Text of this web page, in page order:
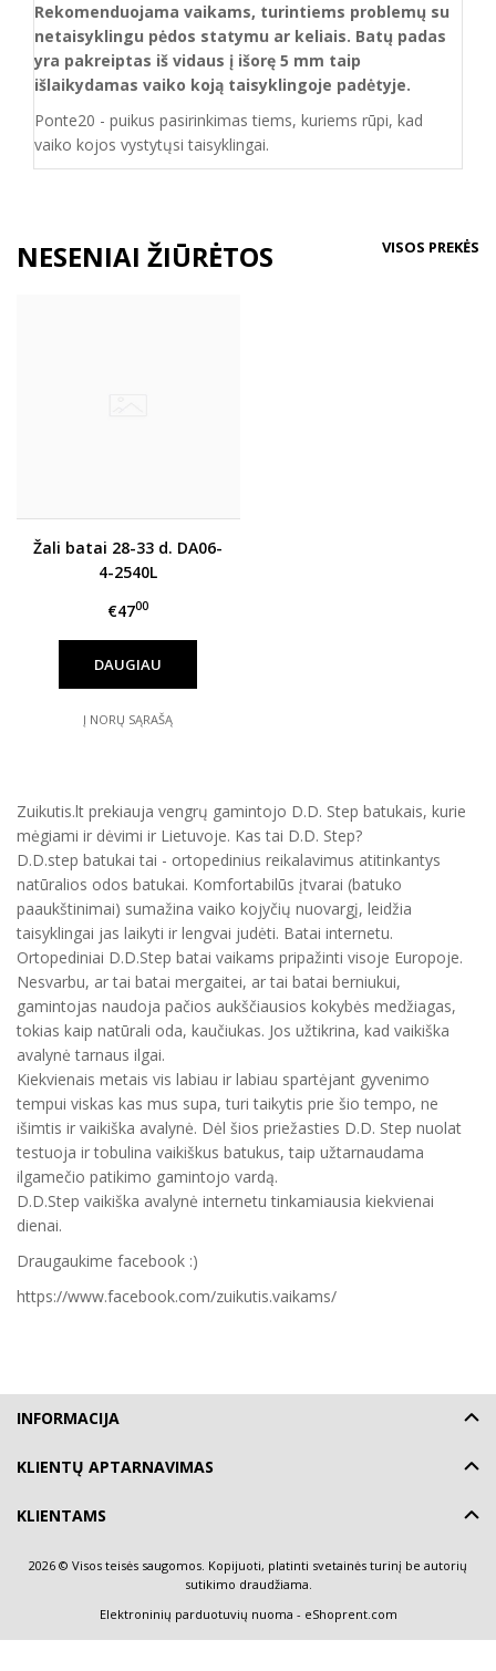
Rekomenduojama vaikams, turintiems problemų su
netaisyklingu pėdos statymu ar keliais. Batų padas
yra pakreiptas iš vidaus į išorę 5 mm taip
išlaikydamas vaiko koją taisyklingoje padėtyje.
Ponte20 - puikus pasirinkimas tiems, kuriems rūpi, kad
vaiko kojos vystytųsi taisyklingai.
NESENIAI ŽIŪRĖTOS VISOS PREKĖS
Žali batai 28-33 d. DA06-
4-2540L
€4700
DAUGIAU
Į NORŲ SĄRAŠĄ
Zuikutis.lt prekiauja vengrų gamintojo D.D. Step batukais, kurie
mėgiami ir dėvimi ir Lietuvoje. Kas tai D.D. Step?
D.D.step batukai tai - ortopedinius reikalavimus atitinkantys
natūralios odos batukai. Komfortabilūs įtvarai (batuko
paaukštinimai) sumažina vaiko kojyčių nuovargį, leidžia
taisyklingai jas laikyti ir lengvai judėti. Batai internetu.
Ortopediniai D.D.Step batai vaikams pripažinti visoje Europoje.
Nesvarbu, ar tai batai mergaitei, ar tai batai berniukui,
gamintojas naudoja pačios aukščiausios kokybės medžiagas,
tokias kaip natūrali oda, kaučiukas. Jos užtikrina, kad vaikiška
avalynė tarnaus ilgai.
Kiekvienais metais vis labiau ir labiau spartėjant gyvenimo
tempui viskas kas mus supa, turi taikytis prie šio tempo, ne
išimtis ir vaikiška avalynė. Dėl šios priežasties D.D. Step nuolat
testuoja ir tobulina vaikiškus batukus, taip užtarnaudama
ilgamečio patikimo gamintojo vardą.
D.D.Step vaikiška avalynė internetu tinkamiausia kiekvienai
dienai.
Draugaukime facebook :)
https://www.facebook.com/zuikutis.vaikams/
INFORMACIJA
KLIENTŲ APTARNAVIMAS
KLIENTAMS
2026 © Visos teisės saugomos. Kopijuoti, platinti svetainės turinį be autorių
sutikimo draudžiama.
Elektroninių parduotuvių nuoma - eShoprent.com